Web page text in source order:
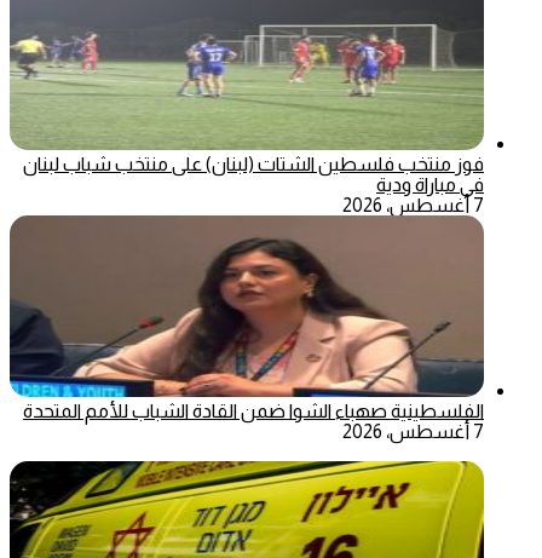
فوز منتخب فلسطين الشتات (لبنان) على منتخب شباب لبنان
في مباراة ودية
7 أغسطس، 2026
الفلسطينية صهباء الشوا ضمن القادة الشباب للأمم المتحدة
7 أغسطس، 2026